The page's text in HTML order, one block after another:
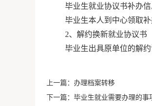
毕业生就业协议书补办
毕业生本人到中心领取
2、解约换新就业协议书
毕业生出具原单位的解
上一篇： 办理档案转移
下一篇： 毕业生就业需要办理的事